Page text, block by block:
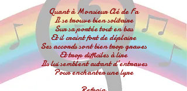
Quant à Monsieur Clé de Fa
Il se trouve bien solitaire
Sur sa portée tout en bas
Et il craint fort de déplaire
Ses accords sont bien trop graves
Et trop difficiles à lire
Ils lui semblent autant d’entraves
Pour enchanter une lyre